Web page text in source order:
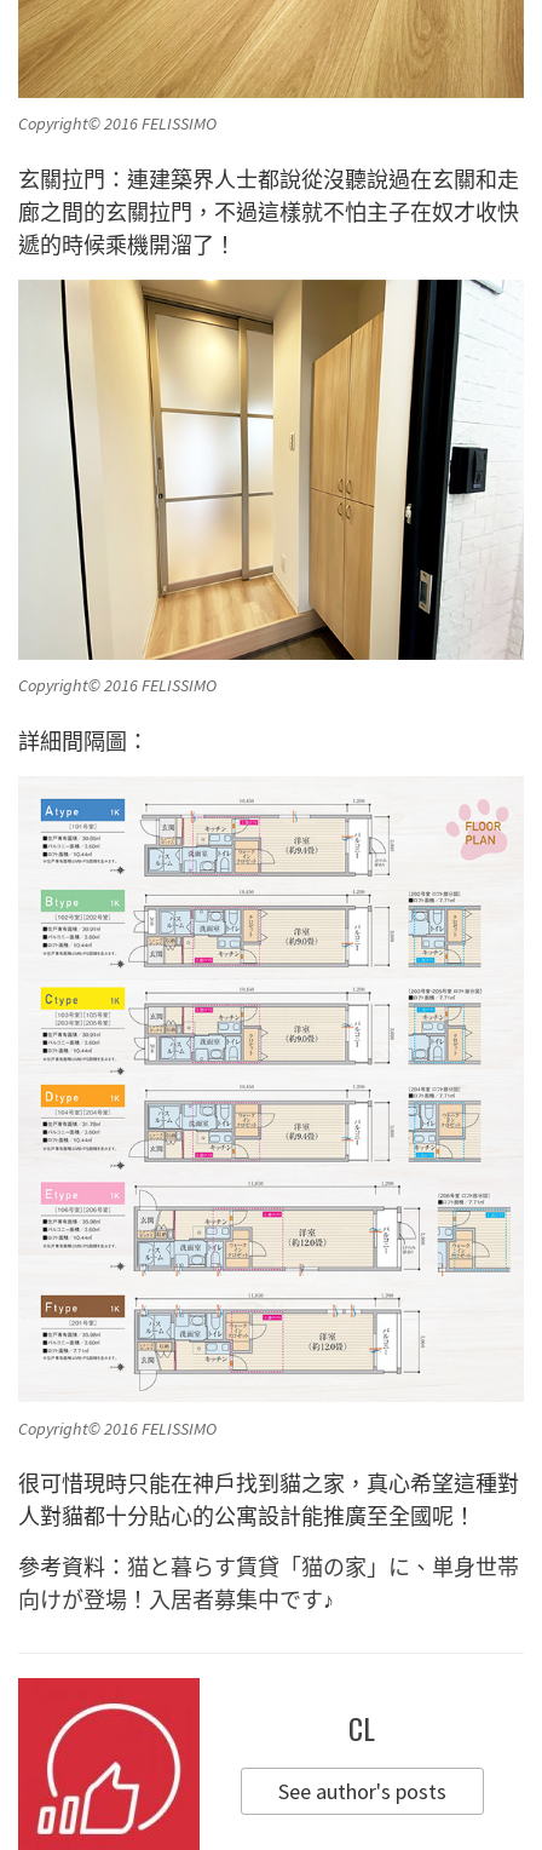
Copyright© 2016 FELISSIMO
玄關拉門：連建築界人士都說從沒聽說過在玄關和走
廊之間的玄關拉門，不過這樣就不怕主子在奴才收快
遞的時候乘機開溜了！
Copyright© 2016 FELISSIMO
詳細間隔圖：
Copyright© 2016 FELISSIMO
很可惜現時只能在神戶找到貓之家，真心希望這種對
人對貓都十分貼心的公寓設計能推廣至全國呢！
參考資料： 猫と暮らす賃貸「猫の家」に、単身世帯
向けが登場！入居者募集中です♪
CL
See author's posts